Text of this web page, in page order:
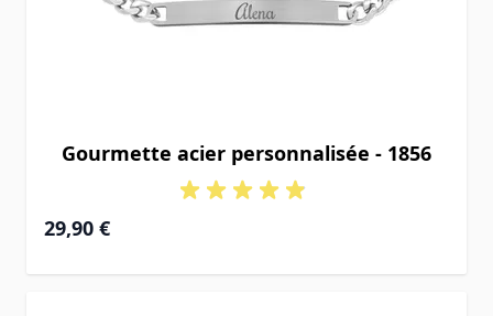
Gourmette acier personnalisée - 1856
29,90 €